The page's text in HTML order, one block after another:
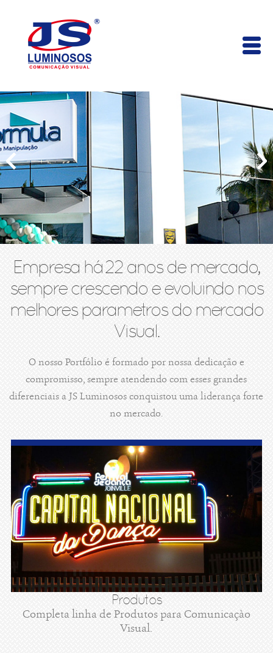
Empresa há 22 anos de mercado,
sempre crescendo e evoluindo nos
melhores parametros do mercado
Visual.
O nosso Portfólio é formado por nossa dedicação e
compromisso, sempre atendendo com esses grandes
diferenciais a JS Luminosos conquistou uma liderança forte
no mercado.
Produtos
Completa linha de Produtos para Comunicaçào
Visual.